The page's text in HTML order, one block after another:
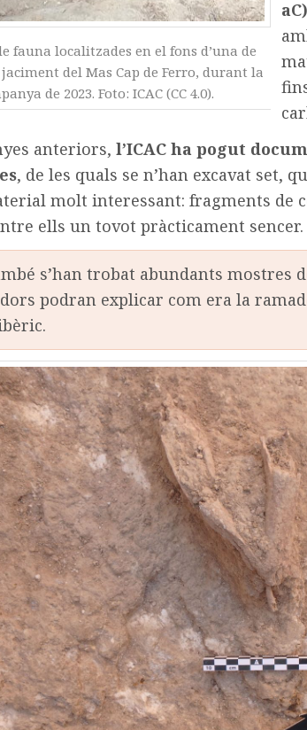
fauna localitzades en el fons d’una de
del Mas Cap de Ferro, durant la
de 2023. Foto: ICAC (CC 4.0).
aC)
anteriors, l’ICAC ha pogut
, de les quals se n’han excavat set,
molt interessant: fragments de
ells un tovot pràcticament sencer.
s’han trobat abundants mostres
podran explicar com era la